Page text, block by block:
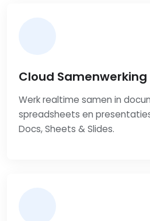
Cloud Samenwerking
Werk realtime samen in
spreadsheets en
Docs, Sheets & Slides.